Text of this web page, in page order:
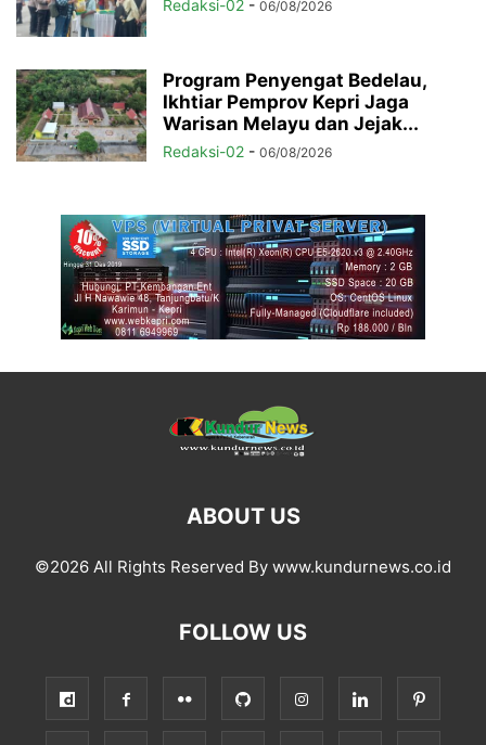
Redaksi-02 - 06/08/2026
Program Penyengat Bedelau,
Ikhtiar Pemprov Kepri Jaga
Warisan Melayu dan Jejak...
Redaksi-02 - 06/08/2026
ABOUT US
©2026 All Rights Reserved By www.kundurnews.co.id
FOLLOW US